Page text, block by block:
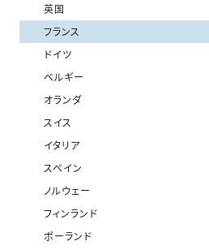
英国
フランス
ドイツ
ベルギー
オランダ
スイス
イタリア
スペイン
ノルウェー
フィンランド
ポーランド